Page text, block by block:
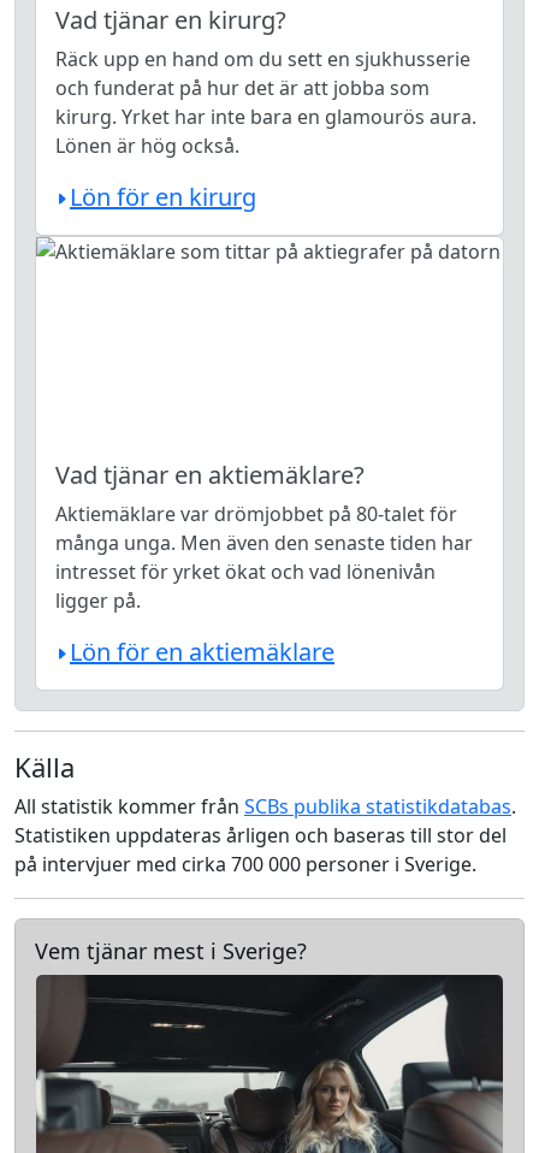
Vad tjänar en kirurg?
Räck upp en hand om du sett en sjukhusserie
och funderat på hur det är att jobba som
kirurg. Yrket har inte bara en glamourös aura.
Lönen är hög också.
Lön för en kirurg
Vad tjänar en aktiemäklare?
Aktiemäklare var drömjobbet på 80-talet för
många unga. Men även den senaste tiden har
intresset för yrket ökat och vad lönenivån
ligger på.
Lön för en aktiemäklare
Källa
All statistik kommer från SCBs publika statistikdatabas.
Statistiken uppdateras årligen och baseras till stor del
på intervjuer med cirka 700 000 personer i Sverige.
Vem tjänar mest i Sverige?